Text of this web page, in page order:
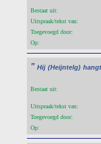
Bestaat uit:
Uitspraak/tekst van:
Toegevoegd door:
Op:
" Hij (Heijntelg) hangt
Bestaat uit:
Uitspraak/tekst van:
Toegevoegd door:
Op: